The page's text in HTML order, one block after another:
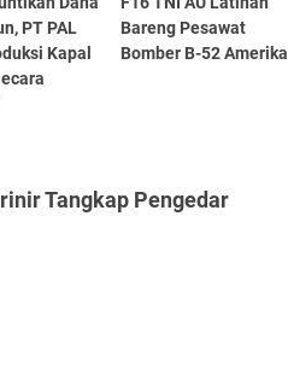
PT PAL
Kapal
Bareng Pesawat
Bomber B-52 Amerika
Tangkap Pengedar